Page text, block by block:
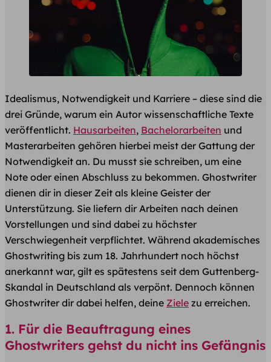
Idealismus, Notwendigkeit und Karriere – diese sind die
drei Gründe, warum ein Autor wissenschaftliche Texte
veröffentlicht. Hausarbeiten, Bachelorarbeiten und
Masterarbeiten gehören hierbei meist der Gattung der
Notwendigkeit an. Du musst sie schreiben, um eine
Note oder einen Abschluss zu bekommen. Ghostwriter
dienen dir in dieser Zeit als kleine Geister der
Unterstützung. Sie liefern dir Arbeiten nach deinen
Vorstellungen und sind dabei zu höchster
Verschwiegenheit verpflichtet. Während akademisches
Ghostwriting bis zum 18. Jahrhundert noch höchst
anerkannt war, gilt es spätestens seit dem Guttenberg-
Skandal in Deutschland als verpönt. Dennoch können
Ghostwriter dir dabei helfen, deine Ziele zu erreichen.
1. Für die Beauftragung eines
Ghostwriters gehst du nicht ins Gefängnis